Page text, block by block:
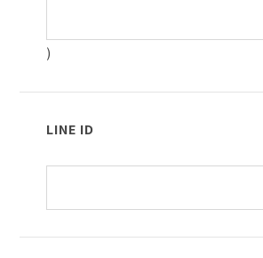
)
LINE ID